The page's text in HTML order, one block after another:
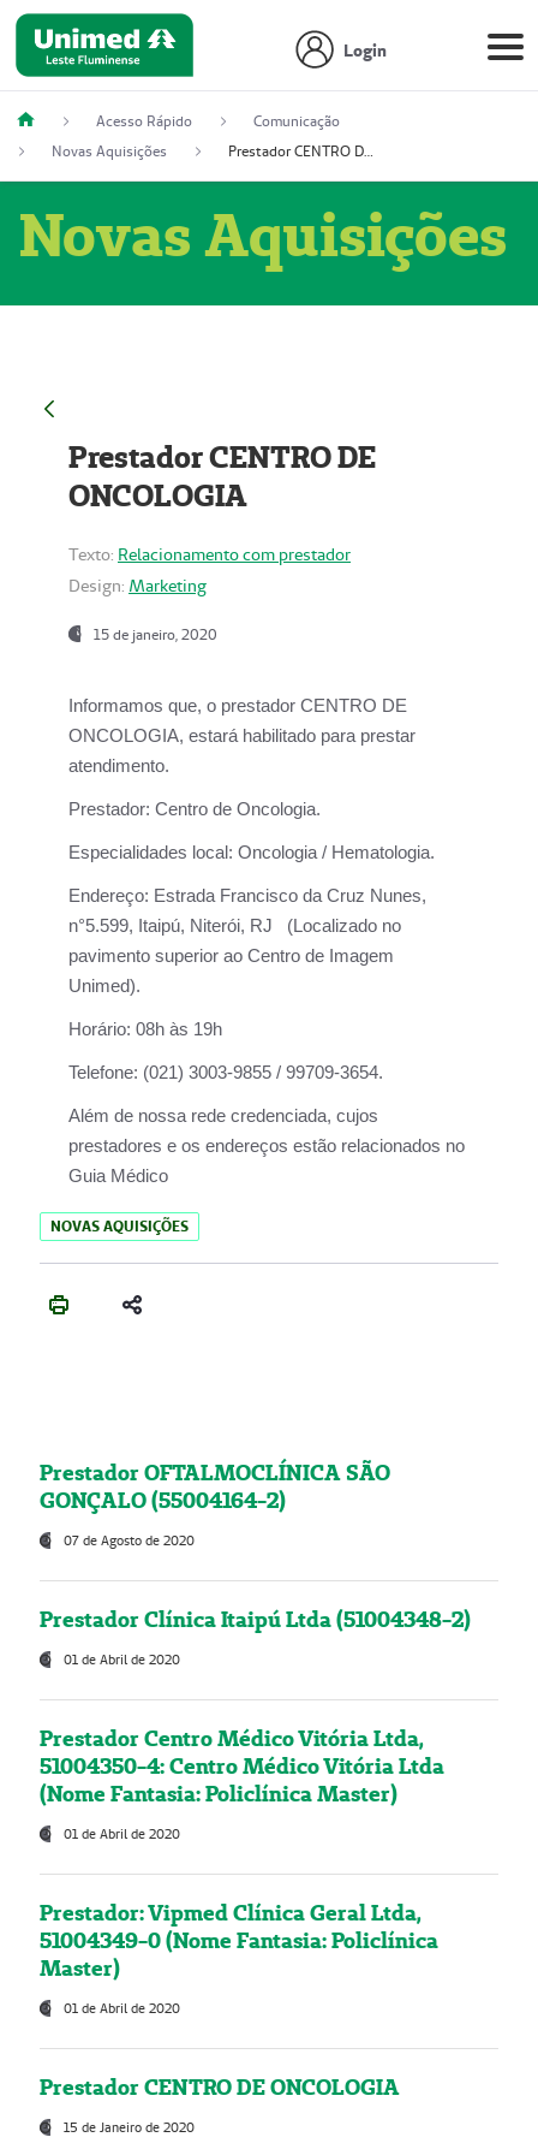
Login
Acesso Rápido
Comunicação
Novas Aquisições
Prestador CENTRO DE ONCOLOGIA
Novas Aquisições
Prestador CENTRO DE
ONCOLOGIA
Texto: Relacionamento com prestador
Design: Marketing
15 de janeiro, 2020
Informamos que, o prestador CENTRO DE
ONCOLOGIA, estará habilitado para prestar
atendimento.
Prestador: Centro de Oncologia.
Especialidades local: Oncologia / Hematologia.
Endereço: Estrada Francisco da Cruz Nunes,
n°5.599, Itaipú, Niterói, RJ (Localizado no
pavimento superior ao Centro de Imagem
Unimed).
Horário: 08h às 19h
Telefone: (021) 3003-9855 / 99709-3654.
Além de nossa rede credenciada, cujos
prestadores e os endereços estão relacionados no
Guia Médico
NOVAS AQUISIÇÕES
Prestador OFTALMOCLÍNICA SÃO
GONÇALO (55004164-2)
07 de Agosto de 2020
Prestador Clínica Itaipú Ltda (51004348-2)
01 de Abril de 2020
Prestador Centro Médico Vitória Ltda,
51004350-4: Centro Médico Vitória Ltda
(Nome Fantasia: Policlínica Master)
01 de Abril de 2020
Prestador: Vipmed Clínica Geral Ltda,
51004349-0 (Nome Fantasia: Policlínica
Master)
01 de Abril de 2020
Prestador CENTRO DE ONCOLOGIA
15 de Janeiro de 2020